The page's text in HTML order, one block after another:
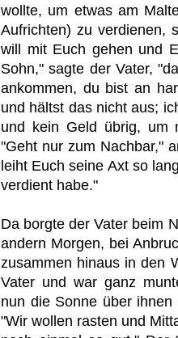
wollte, um etwas am
Aufrichten) zu verdienen,
will mit Euch gehen und
Sohn," sagte der Vater,
ankommen, du bist an
und hältst das nicht aus;
und kein Geld übrig, um
"Geht nur zum Nachbar,"
leiht Euch seine Axt so
verdient habe."
Da borgte der Vater beim
andern Morgen, bei
zusammen hinaus in den
Vater und war ganz
nun die Sonne über
"Wir wollen rasten und